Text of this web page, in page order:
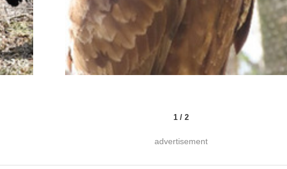
1 / 2
advertisement